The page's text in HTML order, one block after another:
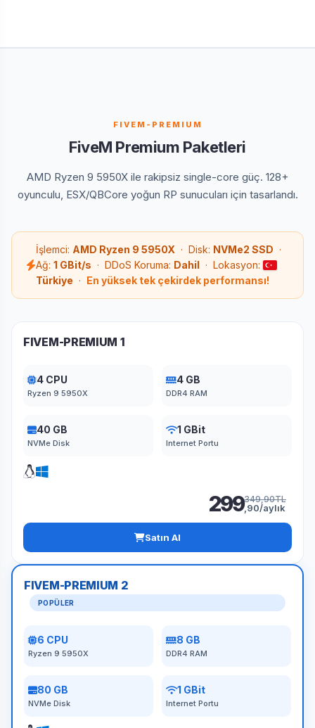
FIVEM-PREMIUM
FiveM Premium Paketleri
AMD Ryzen 9 5950X ile rakipsiz single-core güç. 128+
oyunculu, ESX/QBCore yoğun RP sunucuları için tasarlandı.
İşlemci: AMD Ryzen 9 5950X · Disk: NVMe2 SSD ·
Ağ: 1 GBit/s · DDoS Koruma: Dahil · Lokasyon:
Türkiye · En yüksek tek çekirdek performansı!
FIVEM-PREMIUM 1
4 CPU
Ryzen 9 5950X
4 GB
DDR4 RAM
40 GB
NVMe Disk
1 GBit
Internet Portu
299349,90TL
,90/aylık
Satın Al
FIVEM-PREMIUM 2
POPÜLER
6 CPU
Ryzen 9 5950X
8 GB
DDR4 RAM
80 GB
NVMe Disk
1 GBit
Internet Portu